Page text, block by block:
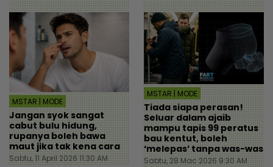
MSTAR | MODE
Jangan syok sangat
cabut bulu hidung,
rupanya boleh bawa
maut jika tak kena cara
Sabtu, 11 April 2026 11:30 AM
MSTAR | MODE
Tiada siapa perasan!
Seluar dalam ajaib
mampu tapis 99 peratus
bau kentut, boleh
‘melepas’ tanpa was-was
Sabtu, 28 Mac 2026 9:30 AM